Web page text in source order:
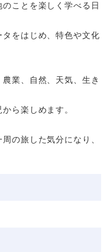
ことを楽しく学べる日
をはじめ、特色や文化
業、自然、天気、生き
ら楽しめます。
の旅した気分になり、